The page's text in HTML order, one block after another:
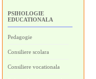
PSIHOLOGIE
EDUCATIONALA
Pedagogie
Consiliere scolara
Consiliere vocationala